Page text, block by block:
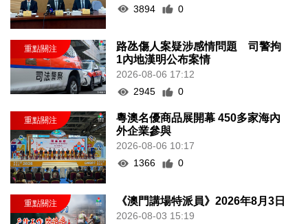
3894 0
路氹傷人案疑涉感情問題 司警拘
1內地漢明公布案情
2026-08-06 17:12
2945
0
粵澳名優商品展開幕 450多家海內
外企業參與
2026-08-06 10:17
1366
0
《澳門講場特派員》2026年8月3日
2026-08-03 15:19